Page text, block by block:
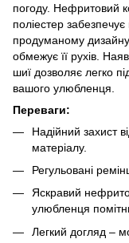
погоду. Нефритовий
поліестер
продуманому
обмежує її рухів.
шиї дозволяє легко
вашого улюбленця.
Переваги:
Надійний захист
матеріалу.
Регульовані
Яскравий
улюбленця
Легкий догляд –